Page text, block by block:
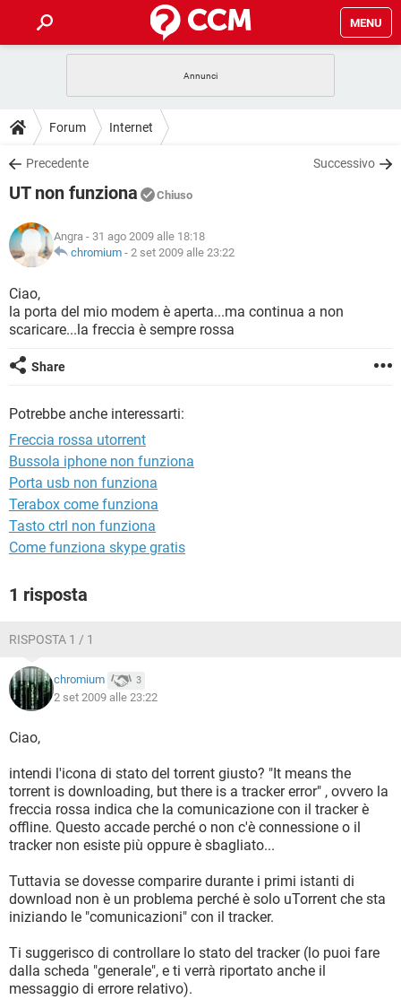
MENU
INTRATTENIMENTO
iOS
INSTAGRAM
TIKTOK
HARDWARE
GUIDE
COVID-19
INSTAGRAM
TIKTOK
HARDWARE
DOWNLOAD
COVID-19
INTRATTENIMENTO
iOS WINDOWS 10
INSTAGRAM
TIKTOK FACEBOOK
COVID-19
INTRATTENIMENTO
iOS
INSTAGRAM WHATSAPP
TIKTOK
GLOSSARIO
COVID-19
INTRATTENIMENTO ANDROID
INSTAGRAM
TIKTOK
HARDWARE
Forum Internet
Precedente Successivo
UT non funziona Chiuso
Angra - 31 ago 2009 alle 18:18
chromium - 2 set 2009 alle 23:22
Ciao,
la porta del mio modem è aperta...ma continua a non
scaricare...la freccia è sempre rossa
Share
Potrebbe anche interessarti:
Freccia rossa utorrent
Bussola iphone non funziona
Porta usb non funziona
Terabox come funziona
Tasto ctrl non funziona
Come funziona skype gratis
1 risposta
RISPOSTA 1 / 1
chromium 3
2 set 2009 alle 23:22
Ciao,
intendi l'icona di stato del torrent giusto? "It means the
torrent is downloading, but there is a tracker error" , ovvero la
freccia rossa indica che la comunicazione con il tracker è
offline. Questo accade perché o non c'è connessione o il
tracker non esiste più oppure è sbagliato...
Tuttavia se dovesse comparire durante i primi istanti di
download non è un problema perché è solo uTorrent che sta
iniziando le "comunicazioni" con il tracker.
Ti suggerisco di controllare lo stato del tracker (lo puoi fare
dalla scheda "generale", e ti verrà riportato anche il
messaggio di errore relativo).